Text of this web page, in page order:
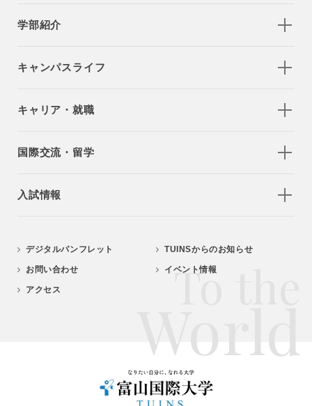
学部紹介
キャンパスライフ
キャリア・就職
国際交流・留学
入試情報
デジタルパンフレット
お問い合わせ
アクセス
TUINSからのお知らせ
イベント情報
To the
World